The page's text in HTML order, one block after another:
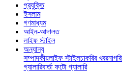
প্রযুক্তি
ইসলাম
গণমাধ্যম
আইন-আদালত
লাইফ স্টাইল
অন্যান্য
সম্পাদকীয়লাইফ স্টাইলচাকরির খবর
গ্যালারিবার্তা ফটো গ্যালারি